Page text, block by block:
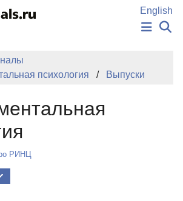
содержанию
English
НОВОСТИ
БАЗА ЗНАНИЙ
психология
Выпуски
РИНЦ